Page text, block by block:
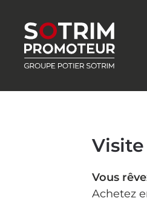
Accéder au contenu
Vous
Achetez